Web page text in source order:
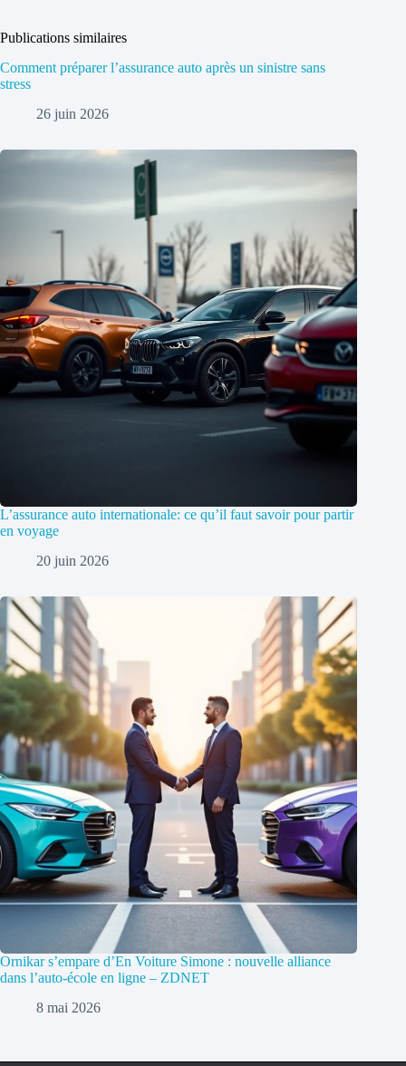
Publications similaires
Comment préparer l’assurance auto après un sinistre sans
stress
26 juin 2026
L’assurance auto internationale: ce qu’il faut savoir pour partir
en voyage
20 juin 2026
Ornikar s’empare d’En Voiture Simone : nouvelle alliance
dans l’auto-école en ligne – ZDNET
8 mai 2026